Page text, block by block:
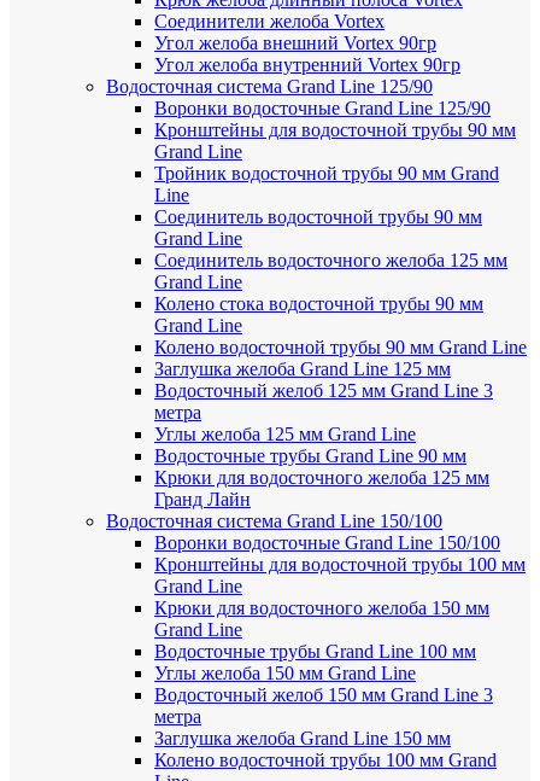
Соединители желоба Vortex
Угол желоба внешний Vortex 90гр
Угол желоба внутренний Vortex 90гр
Водосточная система Grand Line 125/90
Воронки водосточные Grand Line 125/90
Кронштейны для водосточной трубы 90 мм
Grand Line
Тройник водосточной трубы 90 мм Grand
Line
Соединитель водосточной трубы 90 мм
Grand Line
Соединитель водосточного желоба 125 мм
Grand Line
Колено стока водосточной трубы 90 мм
Grand Line
Колено водосточной трубы 90 мм Grand Line
Заглушка желоба Grand Line 125 мм
Водосточный желоб 125 мм Grand Line 3
метра
Углы желоба 125 мм Grand Line
Водосточные трубы Grand Line 90 мм
Крюки для водосточного желоба 125 мм
Гранд Лайн
Водосточная система Grand Line 150/100
Воронки водосточные Grand Line 150/100
Кронштейны для водосточной трубы 100 мм
Grand Line
Крюки для водосточного желоба 150 мм
Grand Line
Водосточные трубы Grand Line 100 мм
Углы желоба 150 мм Grand Line
Водосточный желоб 150 мм Grand Line 3
метра
Заглушка желоба Grand Line 150 мм
Колено водосточной трубы 100 мм Grand